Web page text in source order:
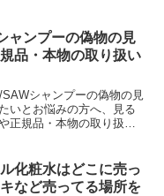
ャンプーの偽物の見
品・本物の取り扱い
シャンプーの偽物の見
いとお悩みの方へ、見る
正規品・本物の取り扱い
化粧水はどこに売っ
など売ってる場所を